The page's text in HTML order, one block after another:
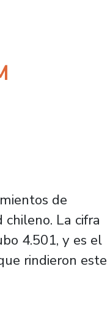
de
La cifra
4.501, y es el
rindieron este